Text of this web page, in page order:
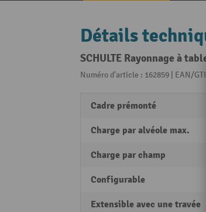
Détails
SCHULTE Rayonnage à
Numéro d'article : 162859 | EAN/
Cadre prémonté
Charge par alvéole max.
Charge par champ
Configurable
Extensible avec une travée